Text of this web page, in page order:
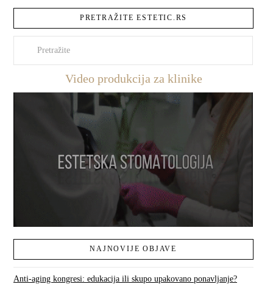
PRETRAŽITE ESTETIC.RS
Video produkcija za klinike
NAJNOVIJE OBJAVE
Anti-aging kongresi: edukacija ili skupo upakovano ponavljanje?